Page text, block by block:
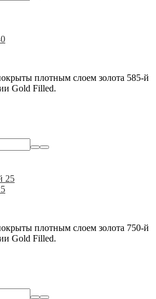
плотным слоем золота 585-й
Gold Filled.
плотным слоем золота 750-й
Gold Filled.